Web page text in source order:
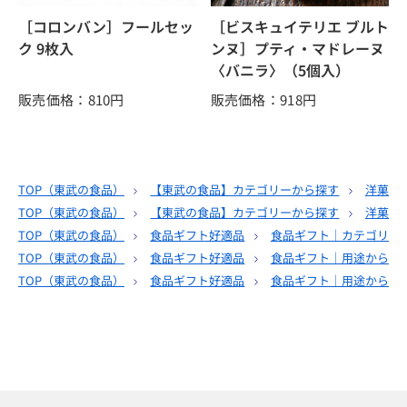
［コロンバン］フールセッ
ク 9枚入
販売価格：810円
［ビスキュイテリエ ブルト
ンヌ］プティ・マドレーヌ
〈バニラ〉（5個入）
販売価格：918円
TOP（東武の食品） 【東武の食品】カテゴリーから探す
洋菓子
TOP（東武の食品） 【東武の食品】カテゴリーから探す
洋菓子
TOP（東武の食品） 食品ギフト好適品
食品ギフト｜カテゴリー
TOP（東武の食品） 食品ギフト好適品
食品ギフト｜用途から選
TOP（東武の食品） 食品ギフト好適品 食品ギフト｜用途から選